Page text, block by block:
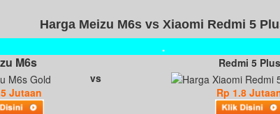
Harga Meizu M6s vs Xiaomi Redmi 5
.
M6s
Redmi 5 Plus
vs
Jutaan
Rp 1.8